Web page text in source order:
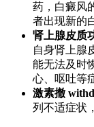
药，白癜风
者出现新的
肾上腺皮质
自身肾上腺
能无法及时
心、呕吐等
激素撤
列不适症状